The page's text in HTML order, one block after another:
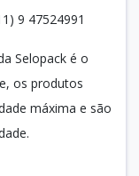
9 47524991
Selopack é o
os produtos
máxima e são